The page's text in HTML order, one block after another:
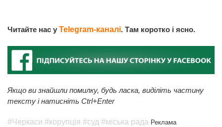
Читайте нас у Telegram-каналі. Там коротко і ясно.
Якщо ви знайшли помилку, будь ласка, виділіть частину
тексту і натисніть Ctrl+Enter
#Черкаси #корупція #суд #міська рада Реклама